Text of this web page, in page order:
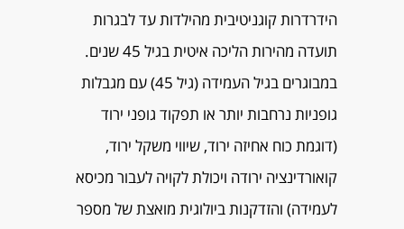
הידרדרות קוגניטיבית מהילדות עד לבגרות
תועדה מהירות הליכה איטית בגיל 45 שנים.
במבוגרים בגיל העמידה (גיל 45) עם מגבלות
גופניות נרחבות יותר או תפקוד גופני ירוד
(דוגמת כוח אחיזה ירוד, שיווי משקל ירוד,
קואורדינציה ירודה ויכולת לקויה לעבור מכיסא
לעמידה) והזדקנות ביולוגית מואצת של מספר